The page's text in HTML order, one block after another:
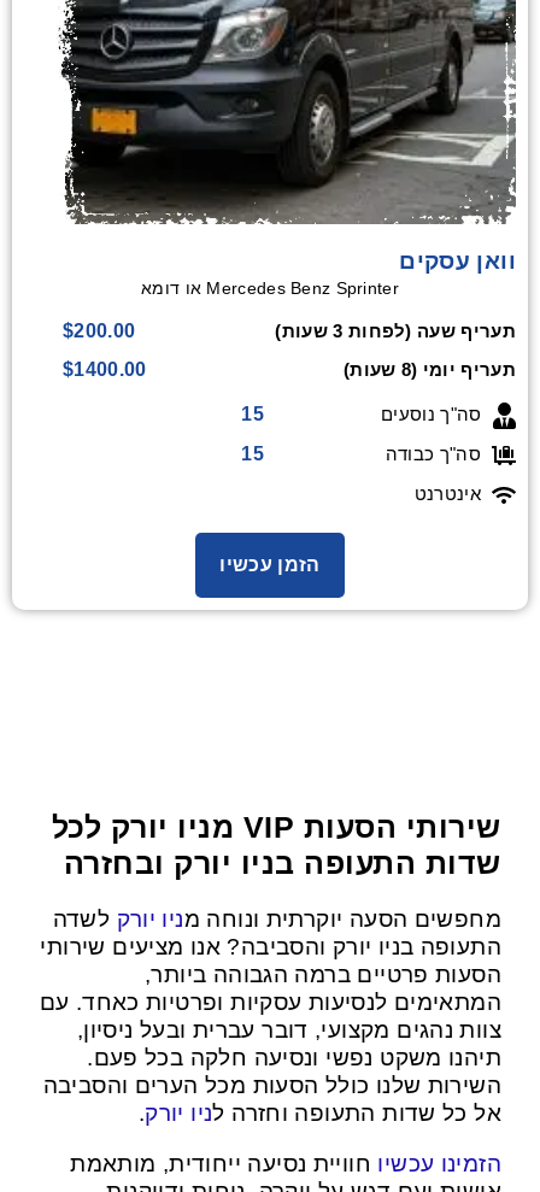
וואן עסקים
Mercedes Benz Sprinter או דומא
תעריף שעה (לפחות 3 שעות)
$200.00
תעריף יומי (8 שעות)
$1400.00
סה"ך נוסעים
15
סה"ך כבודה
15
אינטרנט
הזמן עכשיו
שירותי הסעות VIP מניו יורק לכל
שדות התעופה בניו יורק ובחזרה
מחפשים הסעה יוקרתית ונוחה מניו יורק לשדה
התעופה בניו יורק והסביבה? אנו מציעים שירותי
הסעות פרטיים ברמה הגבוהה ביותר,
המתאימים לנסיעות עסקיות ופרטיות כאחד. עם
צוות נהגים מקצועי, דובר עברית ובעל ניסיון,
תיהנו משקט נפשי ונסיעה חלקה בכל פעם.
השירות שלנו כולל הסעות מכל הערים והסביבה
אל כל שדות התעופה וחזרה לניו יורק.
הזמינו עכשיו חוויית נסיעה ייחודית, מותאמת